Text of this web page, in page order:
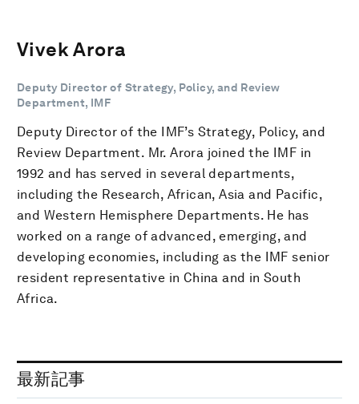
Vivek Arora
Deputy Director of Strategy, Policy, and Review
Department, IMF
Deputy Director of the IMF’s Strategy, Policy, and
Review Department. Mr. Arora joined the IMF in
1992 and has served in several departments,
including the Research, African, Asia and Pacific,
and Western Hemisphere Departments. He has
worked on a range of advanced, emerging, and
developing economies, including as the IMF senior
resident representative in China and in South
Africa.
最新記事